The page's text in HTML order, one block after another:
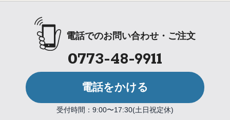
電話でのお問い合わせ・ご注文
0773-48-9911
電話をかける
受付時間：9:00〜17:30(土日祝定休)